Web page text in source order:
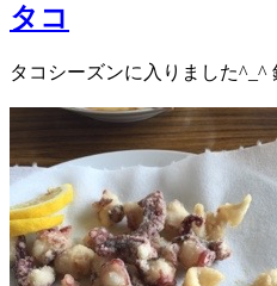
タコ
タコシーズンに入りました^_^